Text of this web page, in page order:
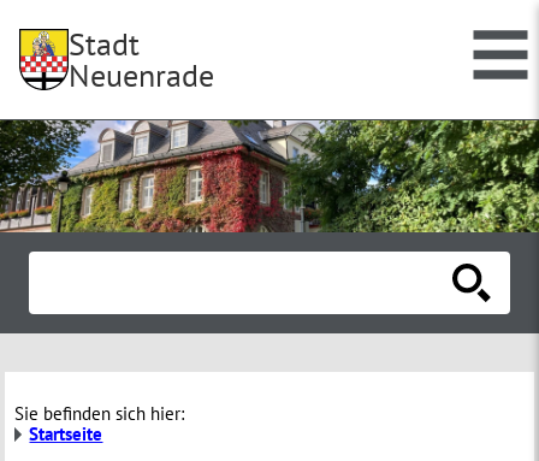
Stadt
Neuenrade
Sie befinden sich hier:
Startseite